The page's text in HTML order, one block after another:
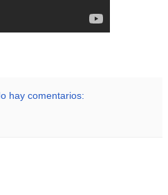
hay comentarios: